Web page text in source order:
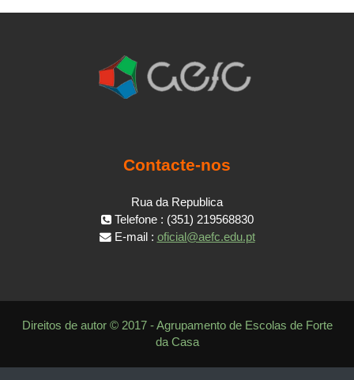
Contacte-nos
Rua da Republica
Telefone : (351) 219568830
E-mail : oficial@aefc.edu.pt
Direitos de autor © 2017 - Agrupamento de Escolas de Forte
da Casa